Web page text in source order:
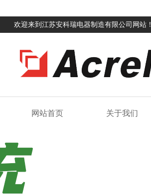
欢迎来到江苏安科瑞电器制造有限公司网站！
网站首页 关于我们